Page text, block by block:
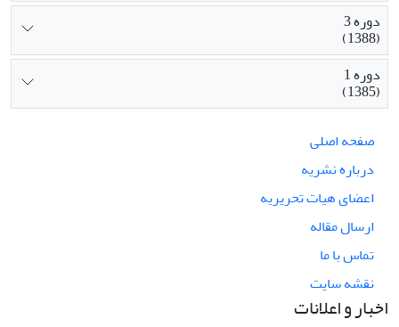
دوره 3
(1388)
دوره 1
(1385)
صفحه اصلی
درباره نشریه
اعضای هیات تحریریه
ارسال مقاله
تماس با ما
نقشه سایت
اخبار و اعلانات